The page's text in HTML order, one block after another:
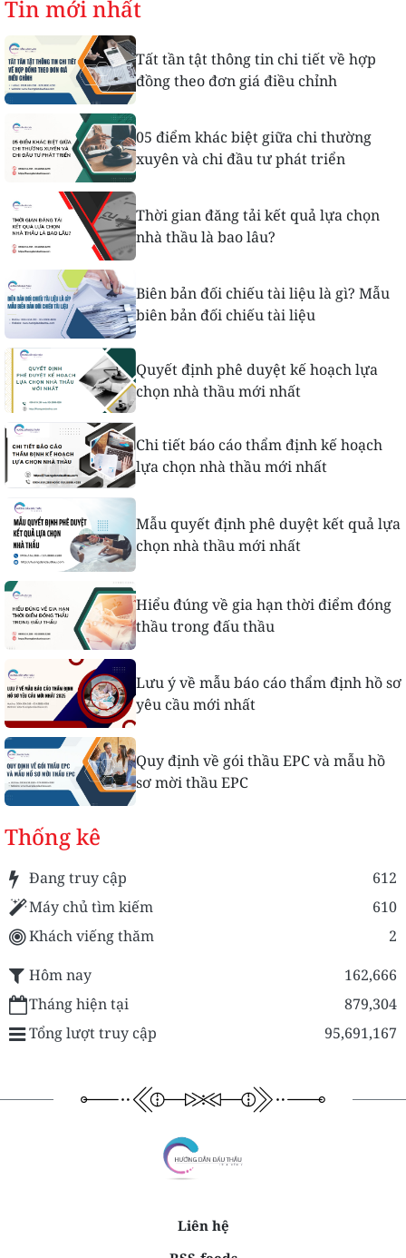
Tin mới nhất
Tất tần tật thông tin chi tiết về hợp
đồng theo đơn giá điều chỉnh
05 điểm khác biệt giữa chi thường
xuyên và chi đầu tư phát triển
Thời gian đăng tải kết quả lựa chọn
nhà thầu là bao lâu?
Biên bản đối chiếu tài liệu là gì? Mẫu
biên bản đối chiếu tài liệu
Quyết định phê duyệt kế hoạch lựa
chọn nhà thầu mới nhất
Chi tiết báo cáo thẩm định kế hoạch
lựa chọn nhà thầu mới nhất
Mẫu quyết định phê duyệt kết quả lựa
chọn nhà thầu mới nhất
Hiểu đúng về gia hạn thời điểm đóng
thầu trong đấu thầu
Lưu ý về mẫu báo cáo thẩm định hồ sơ
yêu cầu mới nhất
Quy định về gói thầu EPC và mẫu hồ
sơ mời thầu EPC
Thống kê
Đang truy cập
612
Máy chủ tìm kiếm
610
Khách viếng thăm
2
Hôm nay
162,666
Tháng hiện tại
879,304
Tổng lượt truy cập
95,691,167
Liên hệ